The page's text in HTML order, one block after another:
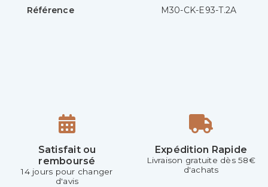
Référence M30-CK-E93-T.2A
Satisfait ou
remboursé
14 jours pour changer
d'avis
Expédition Rapide
Livraison gratuite dès 58€
d'achats